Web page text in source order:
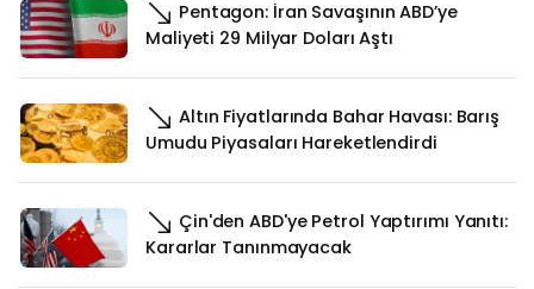
Pentagon: İran Savaşının ABD’ye
Maliyeti 29 Milyar Doları Aştı
Altın Fiyatlarında Bahar Havası: Barış
Umudu Piyasaları Hareketlendirdi
Çin'den ABD'ye Petrol Yaptırımı Yanıtı:
Kararlar Tanınmayacak